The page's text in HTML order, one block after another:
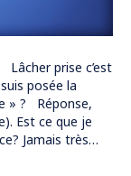
prise c’est
posée la
» ? Réponse,
Est ce que je
Jamais très…